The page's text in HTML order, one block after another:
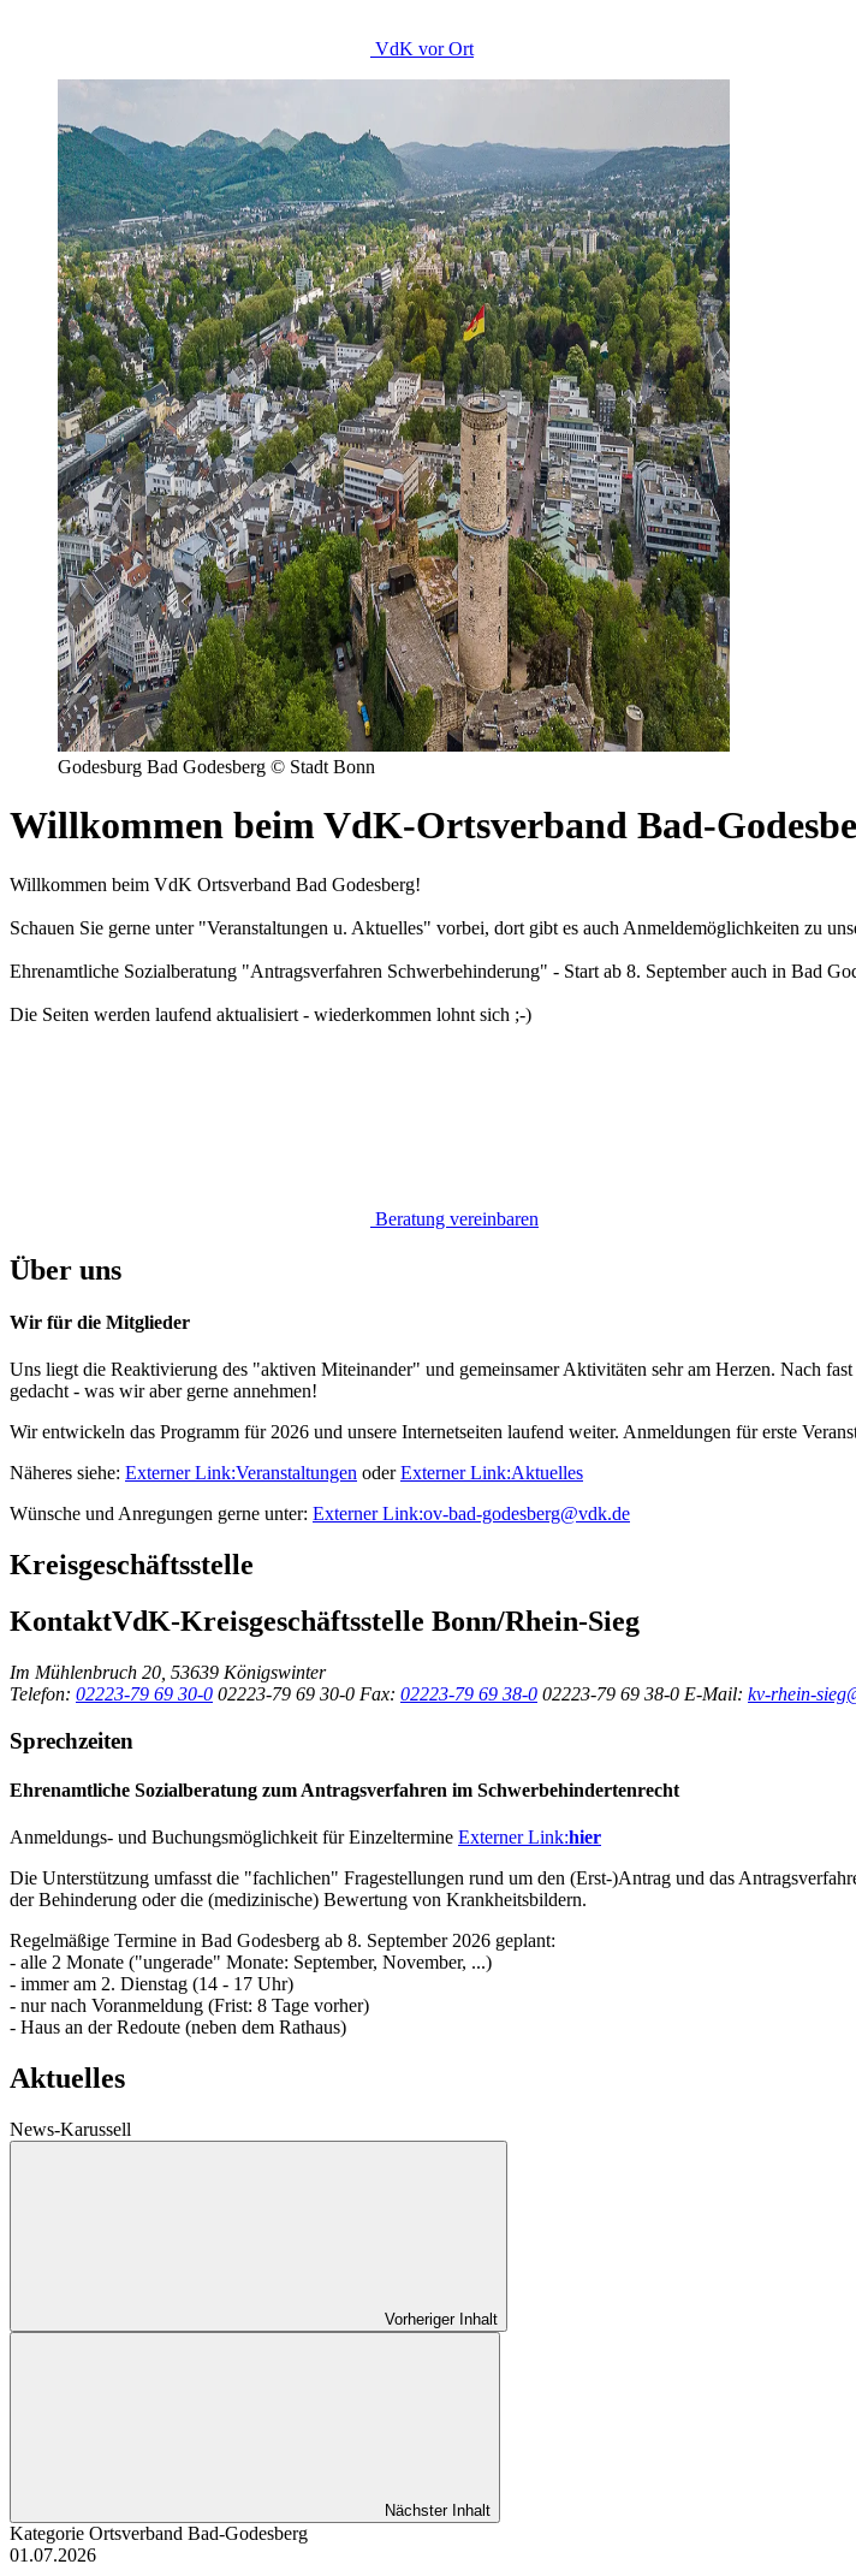
VdK vor Ort
Godesburg Bad Godesberg © Stadt Bonn
Willkommen beim VdK-Ortsverband Bad-
Willkommen beim VdK Ortsverband Bad Godesberg!
Schauen Sie gerne unter "Veranstaltungen u. Aktuelles" vorbei, dort gibt es auch Anmeldemöglichkeiten zu
Ehrenamtliche Sozialberatung "Antragsverfahren Schwerbehinderung" - Start ab 8. September auch in Bad
Die Seiten werden laufend aktualisiert - wiederkommen lohnt sich ;-)
Beratung vereinbaren
Über uns
Wir für die Mitglieder
Uns liegt die Reaktivierung des "aktiven Miteinander" und gemeinsamer Aktivitäten sehr am Herzen. Nach
gedacht - was wir aber gerne annehmen!
Wir entwickeln das Programm für 2026 und unsere Internetseiten laufend weiter. Anmeldungen für erste
Näheres siehe: Externer Link:Veranstaltungen oderExterner Link:Aktuelles
Wünsche und Anregungen gerne unter: Externer Link:ov-bad-godesberg@vdk.de
Kreisgeschäftsstelle
KontaktVdK-Kreisgeschäftsstelle Bonn/Rhein-Sieg
Im Mühlenbruch 20, 53639 Königswinter
Telefon: 02223-79 69 30-0 02223-79 69 30-0 Fax: 02223-79 69 38-0 02223-79 69 38-0 E-Mail: kv-rhein-
Sprechzeiten
Ehrenamtliche Sozialberatung zum Antragsverfahren im Schwerbehindertenrecht
Anmeldungs- und Buchungsmöglichkeit für Einzeltermine Externer Link:hier
Die Unterstützung umfasst die "fachlichen" Fragestellungen rund um den (Erst-)Antrag und das
der Behinderung oder die (medizinische) Bewertung von Krankheitsbildern.
Regelmäßige Termine in Bad Godesberg ab 8. September 2026 geplant:
- alle 2 Monate ("ungerade" Monate: September, November, ...)
- immer am 2. Dienstag (14 - 17 Uhr)
- nur nach Voranmeldung (Frist: 8 Tage vorher)
- Haus an der Redoute (neben dem Rathaus)
Aktuelles
News-Karussell
Vorheriger Inhalt
Nächster Inhalt
Kategorie Ortsverband Bad-Godesberg
01.07.2026